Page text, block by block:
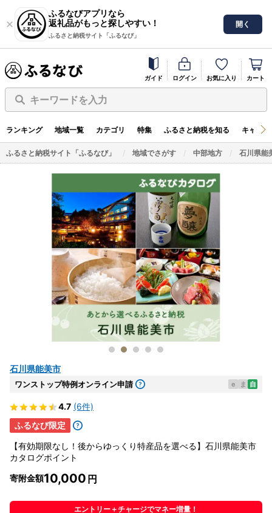
ふるなびアプリなら
返礼品がもっと探しやすい！
ふるさと納税サイト「ふるなび」
開く
ガイド ログイン お気に入り カート
キーワードを入力
ランキング 地域一覧 カテゴリ 特集 ふるさと納税を知る キャン
ふるさと納税サイト「ふるなび」 地域でさがす 中部地方 石川県能
石川県能美市
ワンストップ特例オンライン申請 e ま 自
4.7 (6件)
ふるなび限定
【有効期限なし！後からゆっくり特産品を選べる】石川県能美市
カタログポイント
寄附金額10,000
エントリー＋チャージでマネー増量！